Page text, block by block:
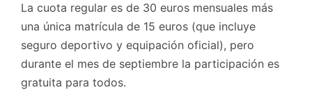
La cuota regular es de 30 euros mensuales más
una única matrícula de 15 euros (que incluye
seguro deportivo y equipación oficial), pero
durante el mes de septiembre la participación es
gratuita para todos.